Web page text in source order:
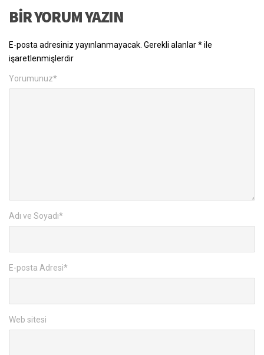
BIR YORUM YAZIN
E-posta adresiniz yayınlanmayacak. Gerekli alanlar*ile
işaretlenmişlerdir
Yorumunuz*
Adı ve Soyadı*
E-posta Adresi*
Web sitesi